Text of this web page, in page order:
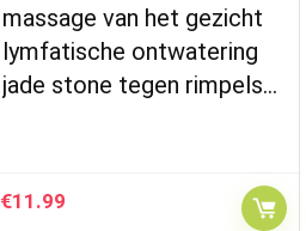
massage van het gezicht
lymfatische ontwatering
jade stone tegen rimpels…
€11.99